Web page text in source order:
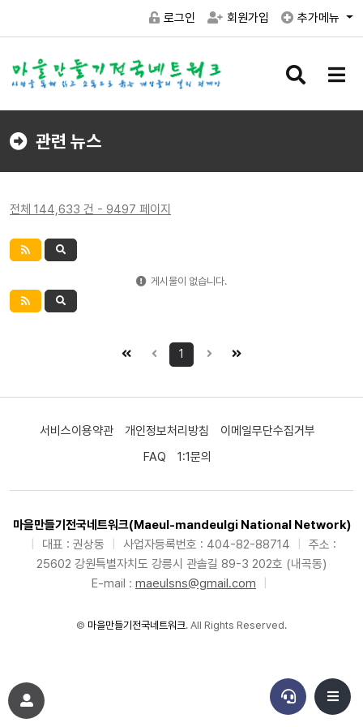
로그인 회원가입 추가메뉴
검
버
메
버
관련 뉴스
전체 144,633 건 - 9497 페이지
게시물이 없습니다.
1
서비스이용약관 개인정보처리방침
이메일무단수집거부
FAQ
1:1문의
마을만들기전국네트워크(Maeul-mandeulgi National Network)
대표 : 권상동 사업자등록번호 : 404-82-88714
주소 :
25602 강원특별자치도 강릉시 관솔길 89-3 202호 (내곡동)
E-mail : maeulsns@gmail.com
© 마을만들기전국네트워크. All Rights Reserved.